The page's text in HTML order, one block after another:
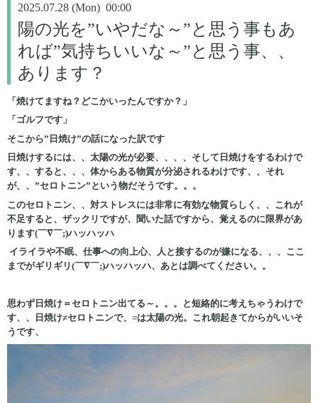
2025.07.28 (Mon) 00:00
陽の光を”いやだな～”と思う事もあ
れば”気持ちいいな～”と思う事、、
あります？
「焼けてますね？どこかいったんですか？」
「ゴルフです」
そこから”日焼け”の話になった訳です
日焼けするには、、太陽の光が必要、、、、そして日焼けをするわけで
す、、すると、、、体からある物質が分泌されるわけです、、それ
が、、”セロトニン”という物だそうです。。。
このセロトニン、、対ストレスには非常に有効な物質らしく、、これが
不足すると、ザックリですが、聞いた話ですから、覚えるのに限界があ
ります(￣∇￣;)ハッハッハ
イライラや不眠、仕事への向上心、人と接するのが嫌になる、、、ここ
までがギリギリ(￣∇￣;)ハッハッハ、あとは調べてください。。
思わず日焼け＝セロトニン出てる～。。。と短絡的に考えちゃうわけで
す、、日焼け≠セロトニンで、=は太陽の光。これ朝起きてからがいいそ
うです、